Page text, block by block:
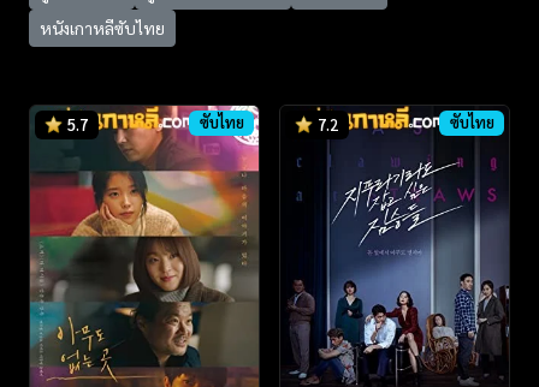
หนังเกาหลีซับไทย
5.7 ซับไทย 7.2 ซับไทย